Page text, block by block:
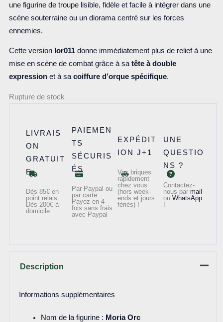
une figurine de troupe lisible, fidèle et facile à intégrer dans une
scène souterraine ou un diorama centré sur les forces
ennemies.
Cette version lor011donne immédiatement plus de relief à une
mise en scène de combat grâce à sa tête à double
expressionet à sa coiffure d’orque spécifique.
Rupture de stock
LIVRAIS
ON
GRATUIT
E
Dès 85€ en
point relais
Dès 200€ à
domicile
PAIEMEN
TS
SÉCURIS
ÉS
Par Paypal ou
par carte
Payez en 4
fois sans frais
avec Paypal
EXPÉDIT
ION J+1
Vos briques
rapidement
chez vous
(hors week-
ends et jours
fériés) !
UNE
QUESTIO
NS ?
Contactez-
nous par mail
ou WhatsApp
!
Description
Informations supplémentaires
Nom de la figurine : Moria Orc